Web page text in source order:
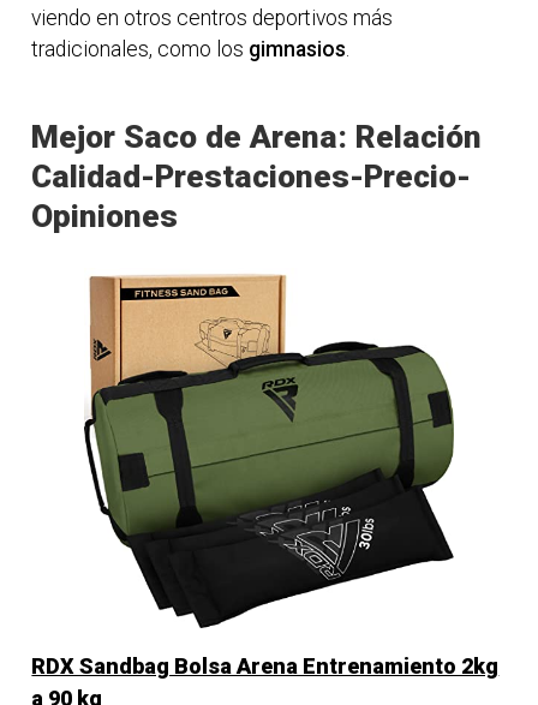
viendo en otros centros deportivos más
tradicionales, como los gimnasios
Mejor Saco de Arena: Relación
Calidad-Prestaciones-Precio-
Opiniones
RDX Sandbag Bolsa Arena Entrenamiento 2kg
a 90 kg